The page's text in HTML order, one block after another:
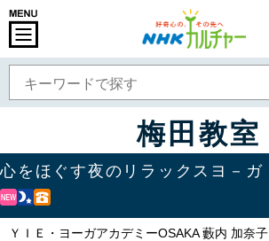
梅田教室
心をほぐす夜のリラックスヨ－ガ
ＹＩＥ・ヨーガアカデミーOSAKA 藪内 加奈子